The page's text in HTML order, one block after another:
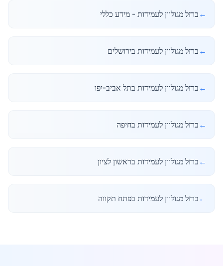
← ברזל מגולוון לעמידות - מידע כללי
← ברזל מגולוון לעמידות בירושלים
← ברזל מגולוון לעמידות בתל אביב-יפו
← ברזל מגולוון לעמידות בחיפה
← ברזל מגולוון לעמידות בראשון לציון
← ברזל מגולוון לעמידות בפתח תקווה